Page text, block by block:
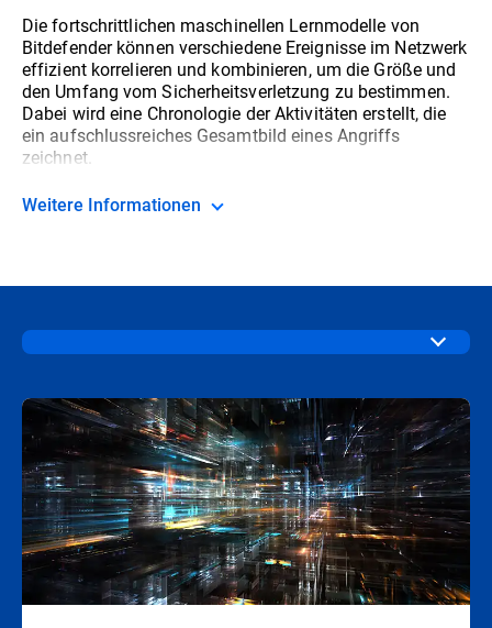
Die fortschrittlichen maschinellen Lernmodelle von
Bitdefender können verschiedene Ereignisse im Netzwerk
effizient korrelieren und kombinieren, um die Größe und
den Umfang vom Sicherheitsverletzung zu bestimmen.
Dabei wird eine Chronologie der Aktivitäten erstellt, die
ein aufschlussreiches Gesamtbild eines Angriffs
zeichnet.
Weitere Informationen